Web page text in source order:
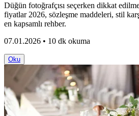
Düğün fotoğrafçısı seçerken dikkat
fiyatlar 2026, sözleşme maddeleri, stil
en kapsamlı rehber.
07.01.2026 • 10 dk okuma
Oku